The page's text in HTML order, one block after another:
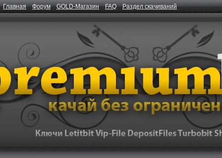
Главная Форум GOLD-Магазин FAQ Раздел скачиваний